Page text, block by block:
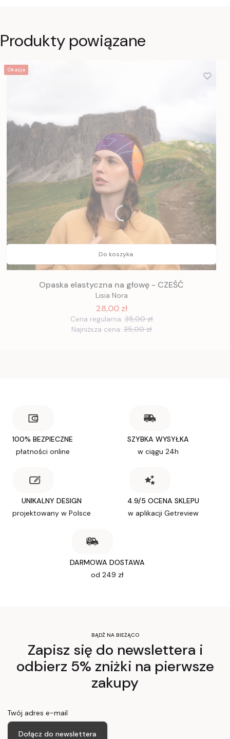
Produkty powiązane
Okazja
Do koszyka
Opaska elastyczna na głowę - CZEŚĆ
Lisia Nora
28,00 zł
Cena regularna: 35,00 zł
Najniższa cena: 35,00 zł
100% BEZPIECZNE
płatności online
SZYBKA WYSYŁKA
w ciągu 24h
UNIKALNY DESIGN
projektowany w Polsce
4.9/5 OCENA SKLEPU
w aplikacji Getreview
DARMOWA DOSTAWA
od 249 zł
BĄDŹ NA BIEŻĄCO
Zapisz się do newslettera i
odbierz 5% zniżki na pierwsze
zakupy
Twój adres e-mail
Dołącz do newslettera